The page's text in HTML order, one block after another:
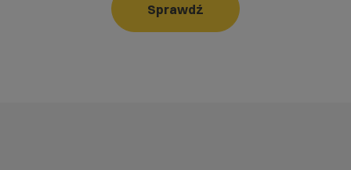
Sprawdź